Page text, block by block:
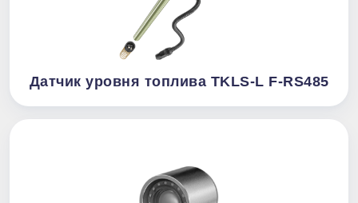
Датчик уровня топлива TKLS-L F-RS485